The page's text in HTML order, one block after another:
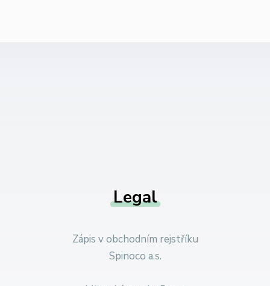
Legal
Zápis v obchodním rejstříku
Spinoco a.s.